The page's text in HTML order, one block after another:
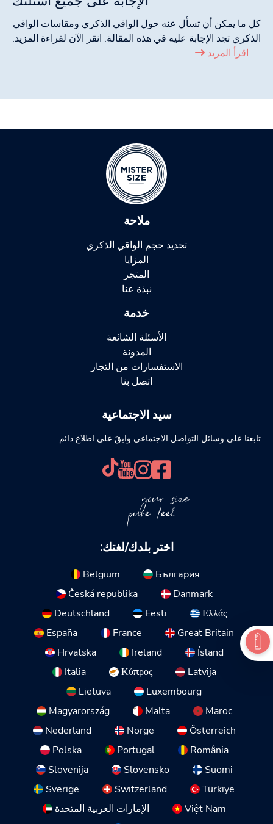
كل ما يمكن أن تسأل عنه حول الواقي الذكري ومقاسات الواقي
الذكري تجد الإجابة عليه في هذه المقالة. انقر الآن لقراءة المزيد.
اقرأ المزيد
ملاحة
تحديد حجم الواقي الذكري
المزايا
المتجر
نبذة عنا
خدمة
الأسئلة الشائعة
المدونة
الاستفسارات من التجار
اتصل بنا
سيد الاجتماعية
تابعنا على وسائل التواصل الاجتماعي وابقَ على اطلاع دائم.
your size
pure feel
اختر بلدك/لغتك:
Belgium
България
Česká republika
Danmark
Deutschland
Eesti
Ελλάς
España
France
Great Britain
Hrvatska
Ireland
Ísland
Italia
Κύπρος
Latvija
Lietuva
Luxembourg
Magyarország
Malta
Maroc
Nederland
Norge
Österreich
Polska
Portugal
România
Slovenija
Slovensko
Suomi
Sverige
Switzerland
Türkiye
الإمارات العربية المتحدة
Việt Nam